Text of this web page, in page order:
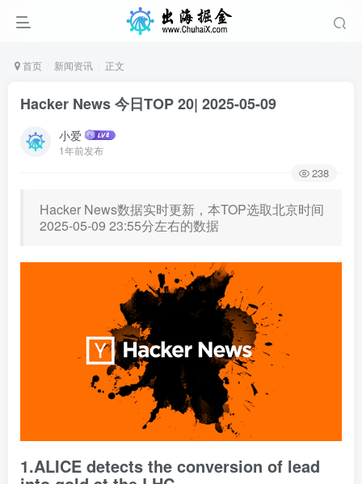
首页 新闻资讯 正文
Hacker News 今日TOP 20| 2025-05-09
小爱
1年前发布
238
Hacker News数据实时更新，本TOP选取北京时间
2025-05-09 23:55分左右的数据
1.ALICE detects the conversion of lead